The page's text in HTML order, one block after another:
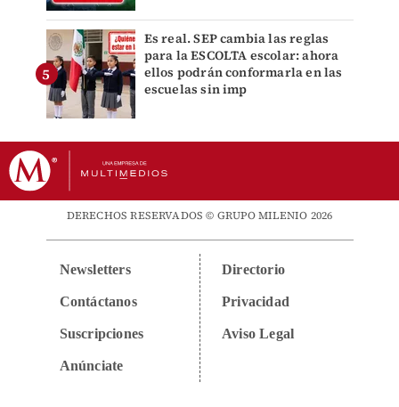
Es real. SEP cambia las reglas
para la ESCOLTA escolar: ahora
ellos podrán conformarla en las
escuelas sin imp
DERECHOS RESERVADOS © GRUPO MILENIO 2026
Newsletters
Contáctanos
Suscripciones
Anúnciate
Directorio
Privacidad
Aviso Legal